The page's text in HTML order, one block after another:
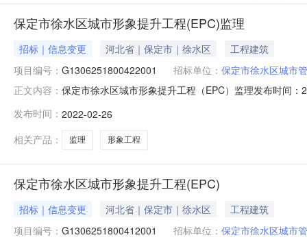
保定市徐水区城市形象提升工程(EPC)监理
招标｜信息变更 河北省｜保定市｜徐水区
工程建筑
项目编号： G1306251800422001 招标单位： 保定市徐水区城市
正文内容： 保定市徐水区城市形象提升工程（EPC）监理发布时间
管理综合执法局招标代理机构：大华建设项目管理有限
发布时间： 2022-02-26
相关产品：
监理 形象工程
保定市徐水区城市形象提升工程(EPC)
招标｜信息变更 河北省｜保定市｜徐水区
工程建筑
项目编号： G1306251800412001 招标单位： 保定市徐水区城市